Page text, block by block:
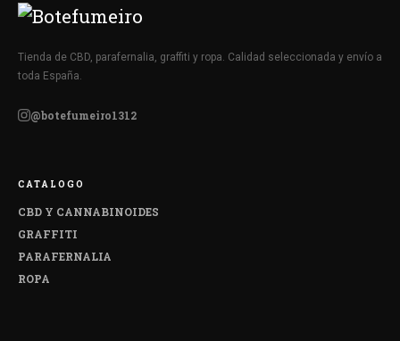
Tienda de CBD, parafernalia, graffiti y ropa. Calidad seleccionada y envío a
toda España.
@botefumeiro1312
CATALOGO
CBD Y CANNABINOIDES
GRAFFITI
PARAFERNALIA
ROPA